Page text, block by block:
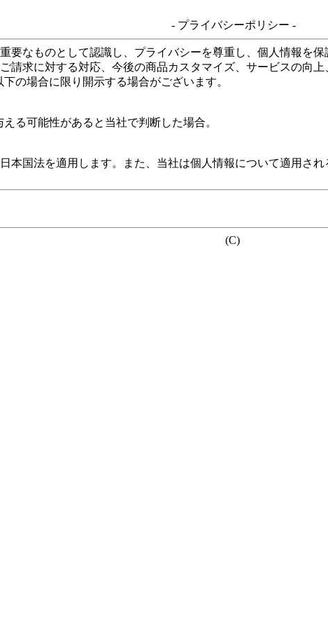
- プライバシーポリシー -
要なものとして認識し、プライバシーを尊重し、個人情報を
請求に対する対応、今後の商品カスタマイズ、サービスの向
の場合に限り開示する場合がございます。
る可能性があると当社で判断した場合。
本国法を適用します。また、当社は個人情報について適用さ
(C)